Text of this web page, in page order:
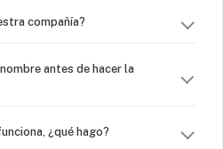
compañía?
antes de hacer la
¿qué hago?